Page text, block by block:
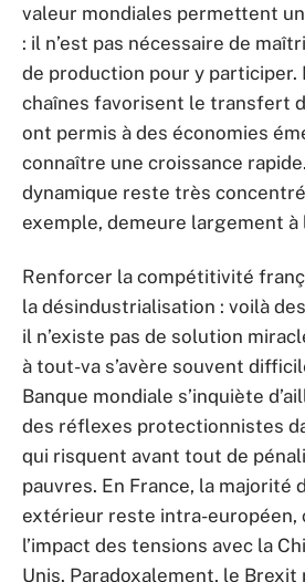
valeur mondiales permettent
: il n’est pas nécessaire de
de production pour y participer.
chaînes favorisent le transfert
ont permis à des économies
connaître une croissance
dynamique reste très
exemple, demeure largement à
Renforcer la compétitivité
la désindustrialisation : voilà
il n’existe pas de solution
à tout-va s’avère souvent
Banque mondiale s’inquiète
des réflexes protectionnistes
qui risquent avant tout de
pauvres. En France, la majorité
extérieur reste intra-européen,
l’impact des tensions avec la
Unis. Paradoxalement, le Brexit